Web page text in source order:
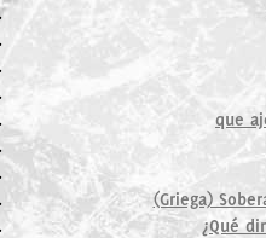
que
(Griega)
¿Qué